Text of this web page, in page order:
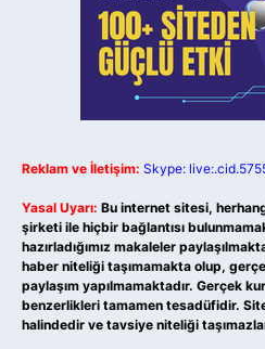
Reklam ve İletişim: Skype:
Yasal Uyarı: Bu internet sitesi,
şirketi ile hiçbir bağlantısı
hazırladığımız makaleler
haber niteliği taşımamakta olup,
paylaşım yapılmamaktadır. Gerçek
benzerlikleri tamamen tesadüfidir.
halindedir ve tavsiye niteliği